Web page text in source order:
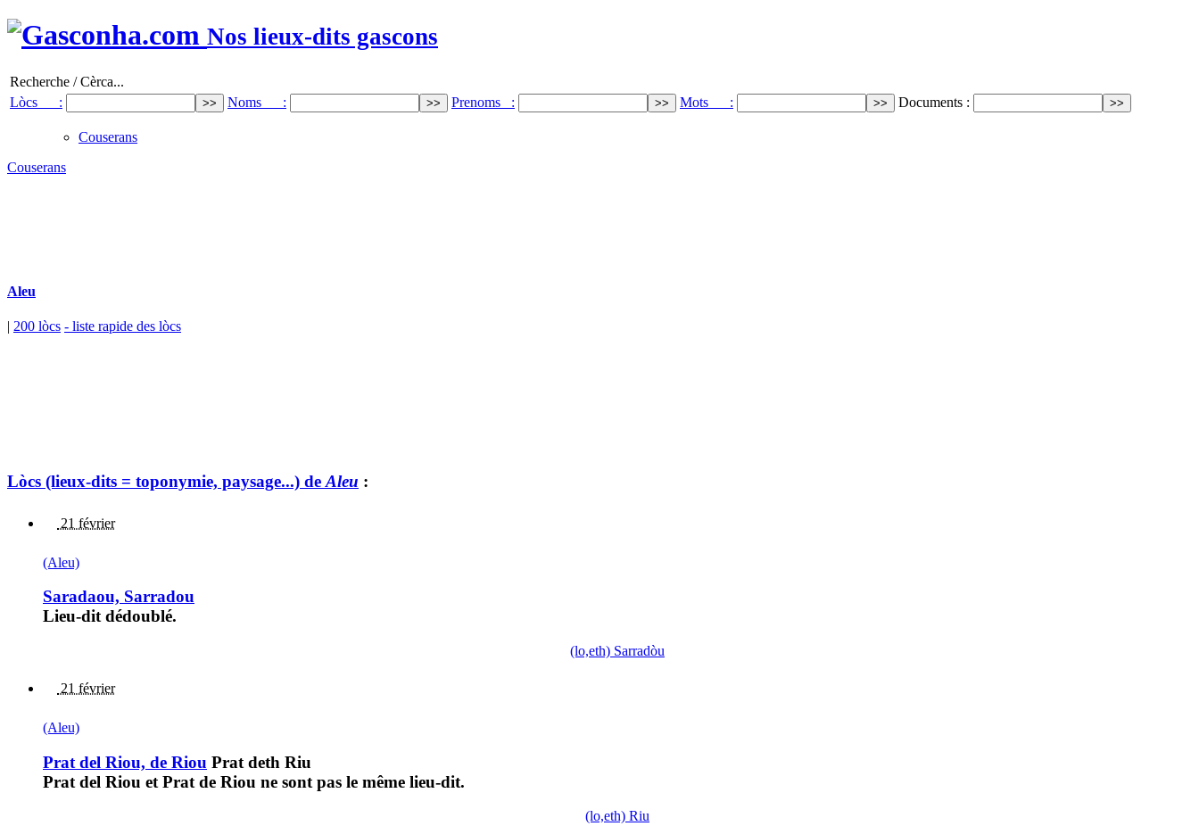
Nos lieux-dits gascons
Recherche / Cèrca...
Lòcs :
Noms : Prenoms : Mots : Documents :
Couserans
Couserans
Aleu
| 200 lòcs - liste rapide des lòcs
Lòcs (lieux-dits = toponymie, paysage...) de Aleu :
21 février
(Aleu)
Saradaou, Sarradou
Lieu-dit dédoublé.
(lo,eth) Sarradòu
21 février
(Aleu)
Prat del Riou, de Riou Prat deth Riu
Prat del Riou et Prat de Riou ne sont pas le même lieu-dit.
(lo,eth) Riu